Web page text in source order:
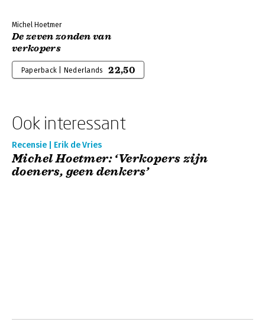
Michel Hoetmer
De zeven zonden van
verkopers
Paperback | Nederlands 22,50
Ook interessant
Recensie | Erik de Vries
Michel Hoetmer: ‘Verkopers zijn
doeners, geen denkers’